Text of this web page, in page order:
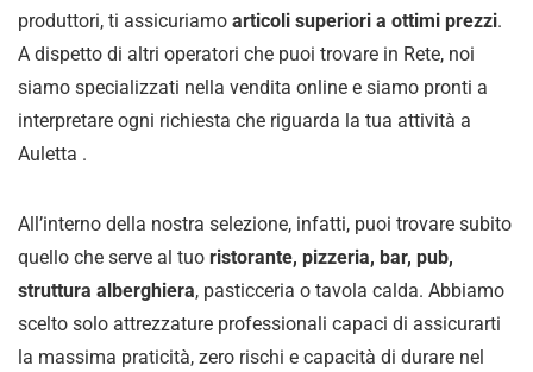
produttori, ti assicuriamo articoli superiori a ottimi prezzi.
A dispetto di altri operatori che puoi trovare in Rete, noi
siamo specializzati nella vendita online e siamo pronti a
interpretare ogni richiesta che riguarda la tua attività a
Auletta .
All’interno della nostra selezione, infatti, puoi trovare subito
quello che serve al tuo ristorante, pizzeria, bar, pub,
struttura alberghiera, pasticceria o tavola calda. Abbiamo
scelto solo attrezzature professionali capaci di assicurarti
la massima praticità, zero rischi e capacità di durare nel